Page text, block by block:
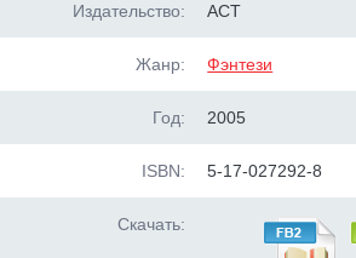
Издательство: АСТ
Жанр: Фэнтези
Год: 2005
ISBN: 5-17-027292-8
Скачать: